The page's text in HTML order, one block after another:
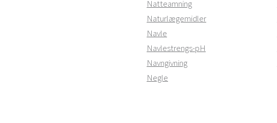
Natteamning
Naturlægemidler
Navle
Navlestrengs-pH
Navngivning
Negle